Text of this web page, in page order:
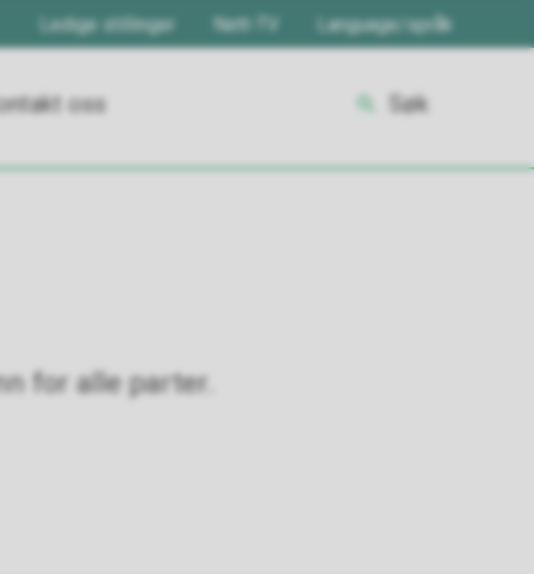
Ledige stillinger Nett-TV Language/språk
oss Søk
for alle parter.